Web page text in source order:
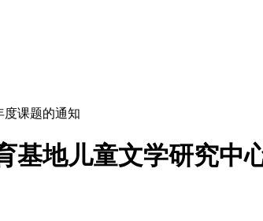
度课题的通知
地儿童文学研究中